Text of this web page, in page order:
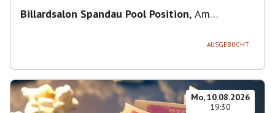
Billardsalon Spandau Pool Position, Am
AUSGEBUCHT
Mo, 10.08.2026
19:30